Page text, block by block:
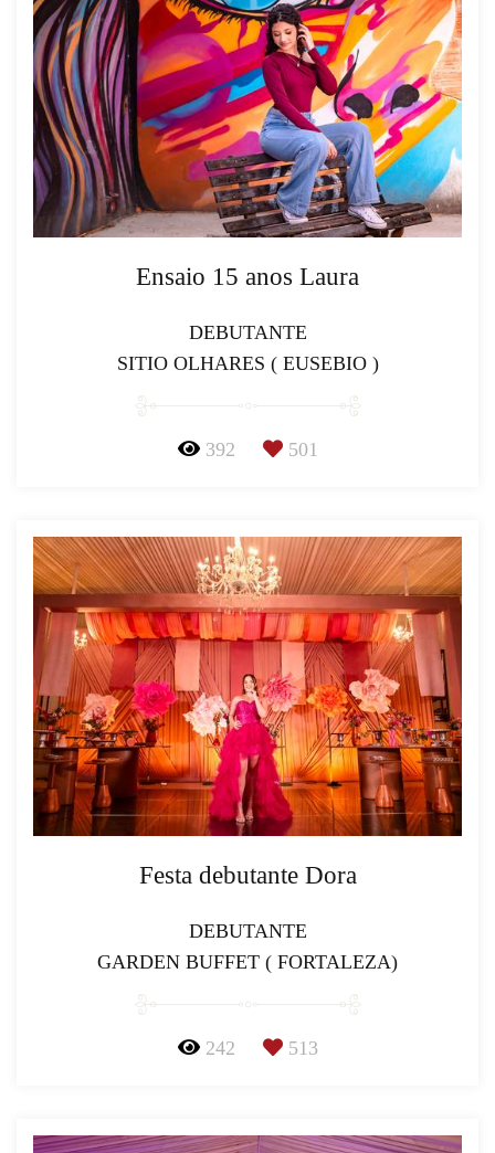
Ensaio 15 anos Laura
DEBUTANTE
SITIO OLHARES ( EUSEBIO )
392 501
Festa debutante Dora
DEBUTANTE
GARDEN BUFFET ( FORTALEZA)
242 513